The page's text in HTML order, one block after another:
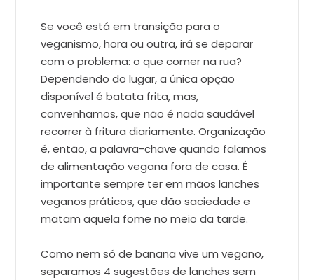
Se você está em transição para o
veganismo, hora ou outra, irá se deparar
com o problema: o que comer na rua?
Dependendo do lugar, a única opção
disponível é batata frita, mas,
convenhamos, que não é nada saudável
recorrer à fritura diariamente. Organização
é, então, a palavra-chave quando falamos
de alimentação vegana fora de casa. É
importante sempre ter em mãos lanches
veganos práticos, que dão saciedade e
matam aquela fome no meio da tarde.
Como nem só de banana vive um vegano,
separamos 4 sugestões de lanches sem